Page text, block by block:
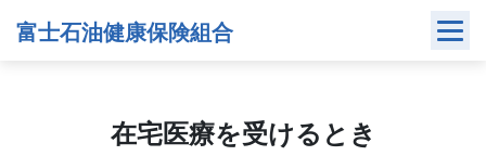
富士石油健康保険組合
在宅医療を受けるとき